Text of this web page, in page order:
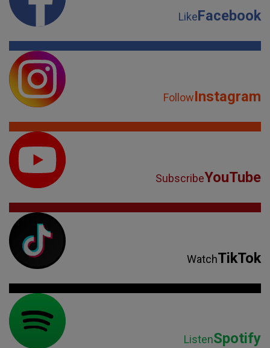
LikeFacebook
FollowInstagram
SubscribeYouTube
WatchTikTok
ListenSpotify